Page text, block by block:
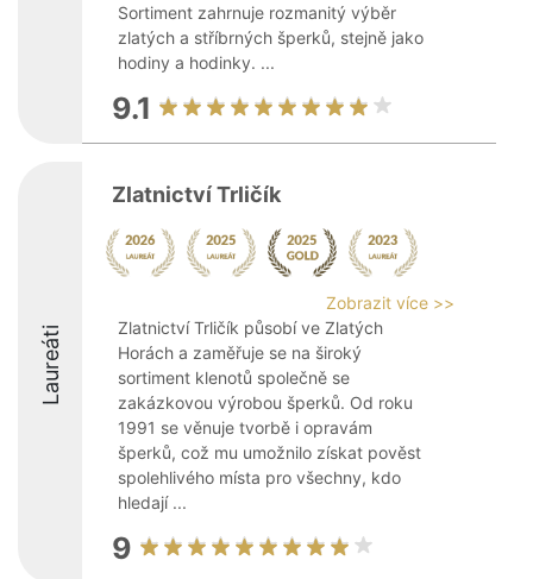
Sortiment zahrnuje rozmanitý výběr
zlatých a stříbrných šperků, stejně jako
hodiny a hodinky. ...
9.1
Laureáti
Zlatnictví Trličík
Zobrazit více >>
Zlatnictví Trličík působí ve Zlatých
Horách a zaměřuje se na široký
sortiment klenotů společně se
zakázkovou výrobou šperků. Od roku
1991 se věnuje tvorbě i opravám
šperků, což mu umožnilo získat pověst
spolehlivého místa pro všechny, kdo
hledají ...
9